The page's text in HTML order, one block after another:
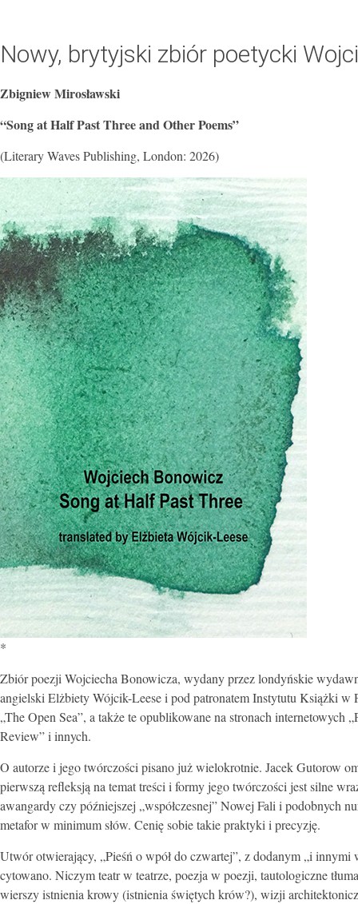
Nowy, brytyjski zbiór poetycki
Zbigniew Mirosławski
“Song at Half Past Three and Other Poems”
(Literary Waves Publishing, London: 2026)
*
Zbiór poezji Wojciecha Bonowicza, wydany przez londyńskie
angielski Elżbiety Wójcik-Leese i pod patronatem Instytutu Książki
„The Open Sea”, a także te opublikowane na stronach
Review” i innych.
O autorze i jego twórczości pisano już wielokrotnie. Jacek Gutorow
pierwszą refleksją na temat treści i formy jego twórczości jest silne
awangardy czy późniejszej „współczesnej” Nowej Fali i podobnych
metafor w minimum słów. Cenię sobie takie praktyki i precyzję.
Utwór otwierający, „Pieśń o wpół do czwartej”, z dodanym „i
cytowano. Niczym teatr w teatrze, poezja w poezji, tautologiczne
wierszy istnienia krowy (istnienia świętych krów?), wizji